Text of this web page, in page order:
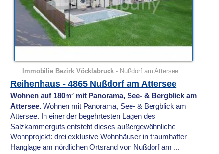
Immobilie Bezirk Vöcklabruck - Nußdorf am Attersee
Reihenhaus - 4865 Nußdorf am Attersee
Wohnen auf 180m² mit Panorama, See- & Bergblick am
Attersee. Wohnen mit Panorama, See- & Bergblick am
Attersee. In einer der begehrtesten Lagen des
Salzkammerguts entsteht dieses außergewöhnliche
Wohnprojekt: drei exklusive Wohnhäuser in traumhafter
Hanglage am nördlichen Ortsrand von Nußdorf am ...